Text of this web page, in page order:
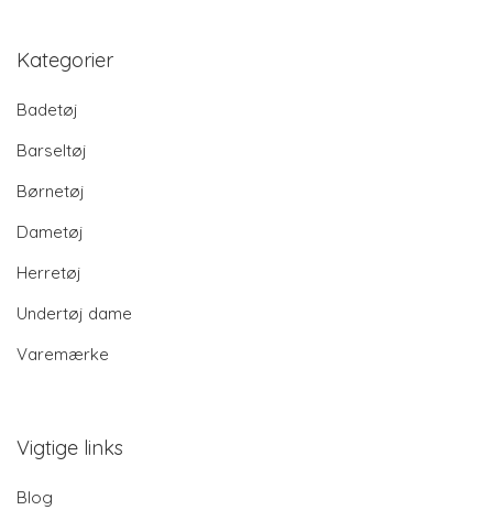
Kategorier
Badetøj
Barseltøj
Børnetøj
Dametøj
Herretøj
Undertøj dame
Varemærke
Vigtige links
Blog